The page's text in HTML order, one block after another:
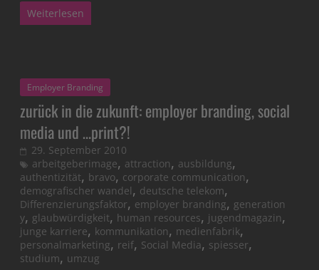
Weiterlesen
Employer Branding
zurück in die zukunft: employer branding, social
media und …print?!
29. September 2010
arbeitgeberimage, attraction, ausbildung,
authentizität, bravo, corporate communication,
demografischer wandel, deutsche telekom,
Differenzierungsfaktor, employer branding, generation
y, glaubwürdigkeit, human resources, jugendmagazin,
junge karriere, kommunikation, medienfabrik,
personalmarketing, reif, Social Media, spiesser,
studium, umzug